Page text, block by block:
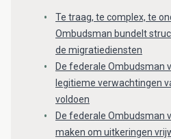
Te traag, te complex, te
Ombudsman bundelt
de migratiediensten
De federale Ombudsman
legitieme verwachtingen
voldoen
De federale Ombudsman
maken om uitkeringen